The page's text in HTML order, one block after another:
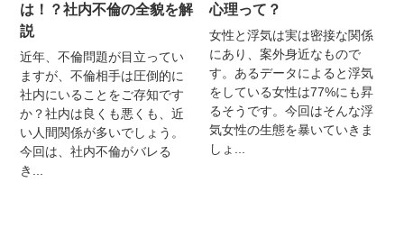
は！？社内不倫の全貌を解
説
近年、不倫問題が目立ってい
ますが、不倫相手は圧倒的に
社内にいることをご存知です
か？社内は良くも悪くも、近
い人間関係が多いでしょう。
今回は、社内不倫がバレる
き...
心理って？
女性と浮気は実は密接な関係
にあり、案外身近なもので
す。あるデータによると浮気
をしている女性は77%にも昇
るそうです。今回はそんな浮
気女性の生態を暴いていきま
しょ...